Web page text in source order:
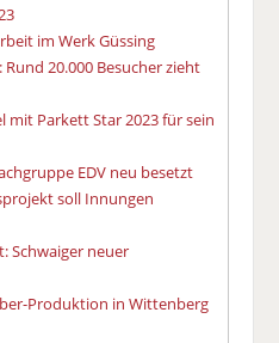
im Werk Güssing
20.000 Besucher zieht
mit Parkett Star 2023 für sein
EDV neu besetzt
soll Innungen
Schwaiger neuer
Produktion in Wittenberg